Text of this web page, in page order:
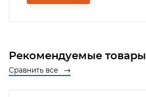
Рекомендуемые товары
Сравнить все